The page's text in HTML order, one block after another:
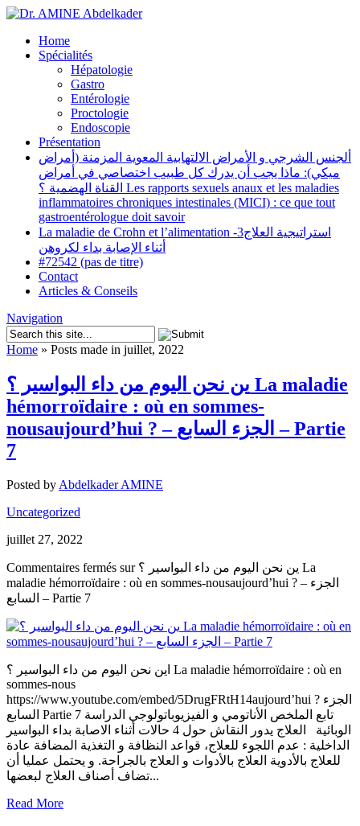
Home
Spécialités
Hépatologie
Gastro
Entérologie
Proctologie
Endoscopie
Présentation
ألجنس الشرجي و الأمراض الالتهابية المعوية المزمنة (أمراض
ميكي): ماذا يجب أن يدرك كل طبيب اختصاصي في أمراض
القناة الهضمية ؟ Les rapports sexuels anaux et les maladies
inflammatoires chroniques intestinales (MICI) : ce que tout
gastroentérologue doit savoir
La maladie de Crohn et l’alimentation -3استراتيجية العلاج
أثناء الإصابة بداء لكروهن
#72542 (pas de titre)
Contact
Articles & Conseils
Navigation
Home » Posts made in juillet, 2022
ين نحن اليوم من داء البواسير ؟ La maladie
hémorroïdaire : où en sommes-
nousaujourd’hui ? – الجزء السابع – Partie
7
Posted by Abdelkader AMINE
Uncategorized
juillet 27, 2022
Commentaires fermés sur ين نحن اليوم من داء البواسير ؟ La
maladie hémorroïdaire : où en sommes-nousaujourd’hui ? – الجزء
السابع – Partie 7
اين نحن اليوم من داء البواسير ؟ La maladie hémorroïdaire : où en
sommes-nous
https://www.youtube.com/embed/5DrugFRtH14aujourd’hui ? الجزء
السابع Partie 7 تابع الملخص الأناتومي و الفيزيوباتولوجي الدراسة
الوبائية العلاج يدور النقاش حول 4 حالات أثناء الاصابة بداء البواسير
الداخلية : عدم اللجوء للعلاج، قواعد النظافة و التغذية المضافة عادة
للعلاج بالأدوية العلاج بالأدوات و العلاج بالجراحة. و يحتمل عمليا أن
تضاف أصناف العلاج لبعضها...
Read More